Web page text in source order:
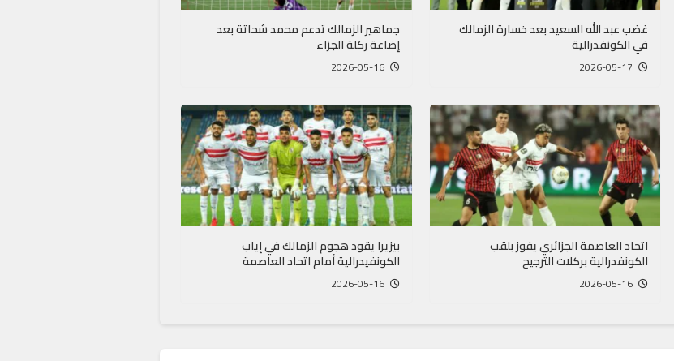
غضب عبد الله السعيد بعد خسارة الزمالك
في الكونفدرالية
جماهير الزمالك تدعم محمد شحاتة بعد
إضاعة ركلة الجزاء
2026-05-16
اتحاد العاصمة الجزائري يفوز بلقب
الكونفدرالية بركلات الترجيح
بيزيرا يقود هجوم الزمالك في إياب
الكونفيدرالية أمام اتحاد العاصمة
2026-05-16